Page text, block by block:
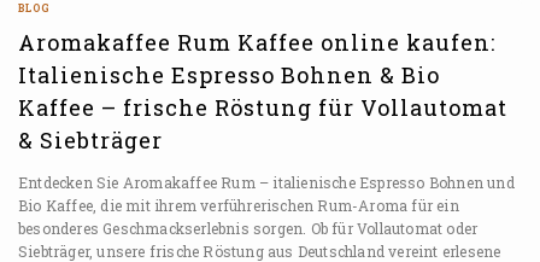
BLOG
Aromakaffee Rum Kaffee online kaufen:
Italienische Espresso Bohnen & Bio
Kaffee – frische Röstung für Vollautomat
& Siebträger
Entdecken Sie Aromakaffee Rum – italienische Espresso Bohnen und
Bio Kaffee, die mit ihrem verführerischen Rum-Aroma für ein
besonderes Geschmackserlebnis sorgen. Ob für Vollautomat oder
Siebträger, unsere frische Röstung aus Deutschland vereint erlesene